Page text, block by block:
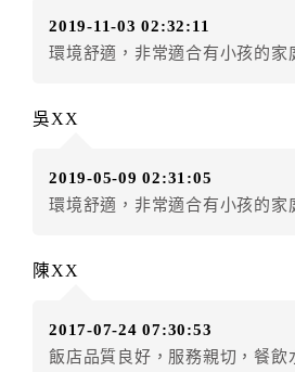
房者不得要求退其差額。（限原訂
額3個月
．訂房者使用「保留住宿金額」時
店客滿，敬請及早計畫，如逾時未
．每筆訂單異動限定乙次，限原訂
訂房者應補足差額。 限原訂飯店
2019-11-03 02:32:11
環境舒適，非常適合有小孩的家
吳XX
2019-05-09 02:31:05
環境舒適，非常適合有小孩的家
陳XX
2017-07-24 07:30:53
飯店品質良好，服務親切，餐飲